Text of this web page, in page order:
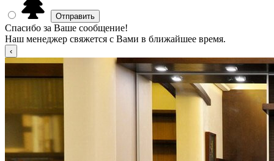
Спасибо за Ваше сообщение!
Наш менеджер свяжется с Вами в ближайшее время.